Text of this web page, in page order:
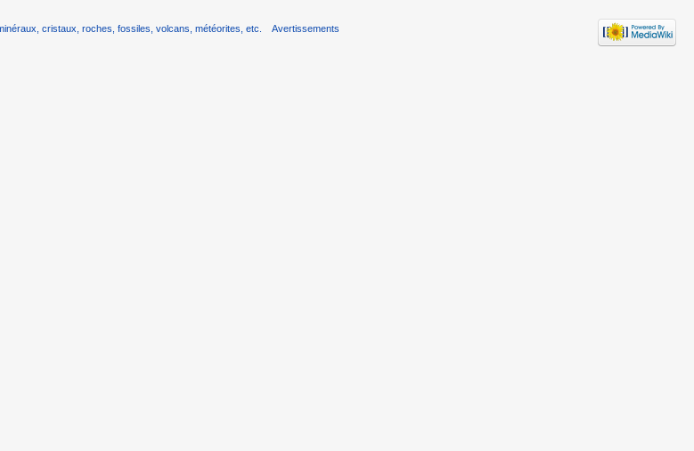
cristaux, roches, fossiles, volcans, météorites, etc. Avertissements